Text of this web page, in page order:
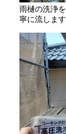
雨樋の洗浄
寧に流します